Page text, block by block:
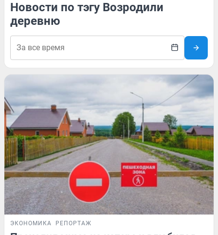
Новости по тэгу Возродили
деревню
ЭКОНОМИКА РЕПОРТАЖ